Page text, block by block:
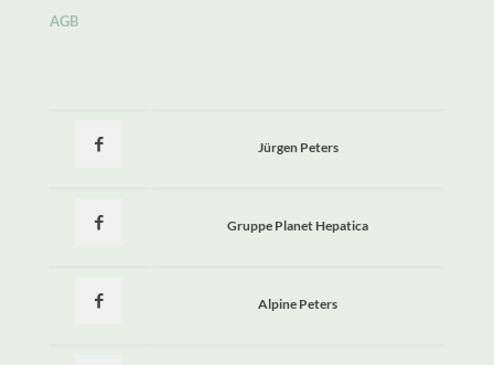
AGB
Jürgen Peters
Gruppe Planet Hepatica
Alpine Peters